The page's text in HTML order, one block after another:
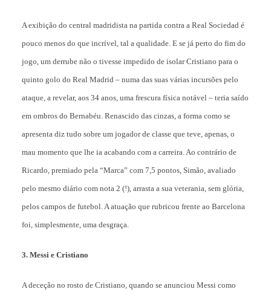
A exibição do central madridista na partida contra a Real Sociedad é
pouco menos do que incrível, tal a qualidade. E se já perto do fim do
jogo, um derrube não o tivesse impedido de isolar Cristiano para o
quinto golo do Real Madrid – numa das suas várias incursões pelo
ataque, a revelar, aos 34 anos, uma frescura física notável – teria saído
em ombros do Bernabéu. Renascido das cinzas, a forma como se
apresenta diz tudo sobre um jogador de classe que teve, apenas, o
mau momento que lhe ia acabando com a carreira. Ao contrário de
Ricardo, premiado pela “Marca” com 7,5 pontos, Simão, avaliado
pelo mesmo diário com nota 2 (!), arrasta a sua veterania, sem glória,
pelos campos de futebol. A atuação que rubricou frente ao Barcelona
foi, simplesmente, uma desgraça.
3. Messi e Cristiano
A deceção no rosto de Cristiano, quando se anunciou Messi como